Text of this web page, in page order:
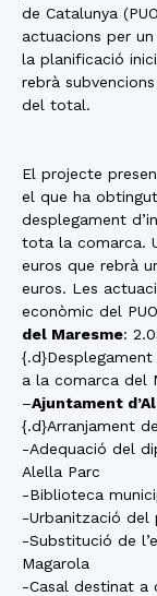
de Catalunya
actuacions per
la planificació
rebrà
del total.
El projecte
el que ha
desplegament
tota la comarca.
euros que rebrà
euros. Les
econòmic del
del Maresme:
a la comarca del
–Ajuntament
{.d}Arranjament
-Adequació del
Alella Parc
-Biblioteca
-Urbanització del
-Substitució de
Magarola
-Casal destinat a